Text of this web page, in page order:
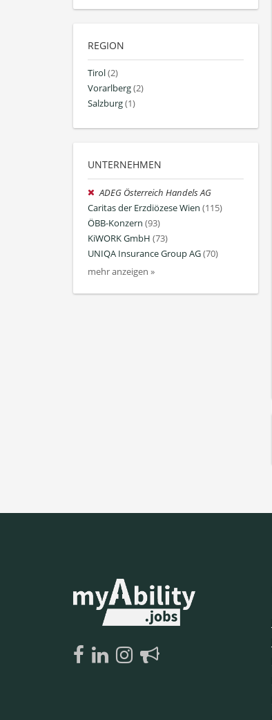
REGION
Tirol(2)
Vorarlberg(2)
Salzburg(1)
UNTERNEHMEN
ADEG Österreich Handels AG
Caritas der Erzdiözese Wien (115)
ÖBB-Konzern (93)
KiWORK GmbH (73)
UNIQA Insurance Group AG(70)
mehr anzeigen »